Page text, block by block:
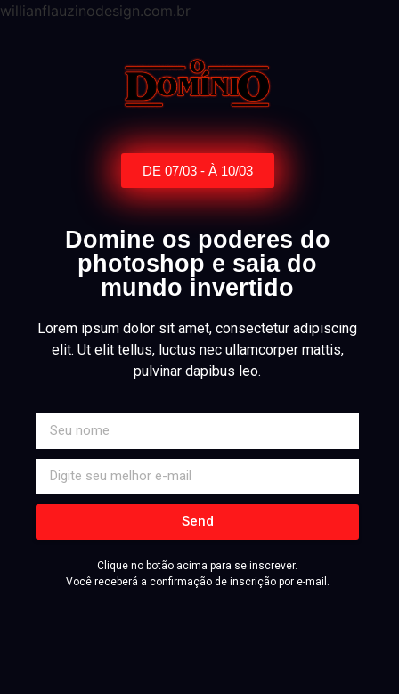
willianflauzinodesign.com.br
DE 07/03 - À 10/03
Domine os poderes do
photoshop e saia do
mundo invertido
Lorem ipsum dolor sit amet, consectetur adipiscing
elit. Ut elit tellus, luctus nec ullamcorper mattis,
pulvinar dapibus leo.
Send
Clique no botão acima para se inscrever.
Você receberá a confirmação de inscrição por e-mail.